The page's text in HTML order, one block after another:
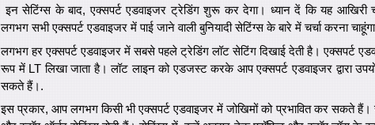
इन सेटिंग्स के बाद, एक्सपर्ट एडवाइजर ट्रेडिंग शुरू कर देगा। ध्यान दें कि यह
लगभग सभी एक्सपर्ट एडवाइजर में पाई जाने वाली बुनियादी सेटिंग्स के बारे में चर्चा करना
लगभग हर एक्सपर्ट एडवाइजर में सबसे पहले ट्रेडिंग लॉट सेटिंग दिखाई देती है। एक्सपर्ट
रूप में LT लिखा जाता है। लॉट लाइन को एडजस्ट करके आप एक्सपर्ट एडवाइजर द्वारा
सकते हैं।.
इस प्रकार, आप लगभग किसी भी एक्सपर्ट एडवाइजर में जोखिमों को प्रभावित कर सकते हैं।